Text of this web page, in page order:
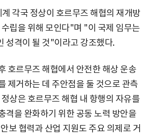
각국 정상이 호르무즈 해협의 재개방
립을 위해 모인다"며 "이 국제 임무는
성격이 될 것"이라고 강조했다.
호르무즈 해협에서 안전한 해상 운송
제거하는 데 주안점을 둘 것으로 관측
상은 호르무즈 해협 내 항행의 자유를
격을 완화하기 위한 공동 노력 방안을
보 협력과 산업 지원도 주요 의제로 거